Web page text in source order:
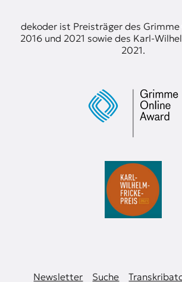
dekoder ist Preisträger des Grimme
2016 und 2021 sowie des Karl-
2021.
Newsletter Suche